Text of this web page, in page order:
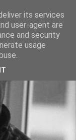
its services
user-agent are
and security
usage